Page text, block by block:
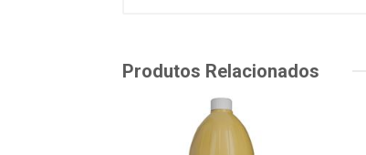
Produtos Relacionados